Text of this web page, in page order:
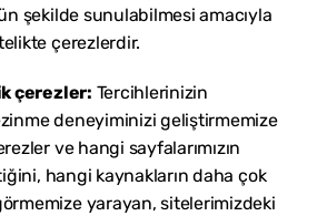
şekilde sunulabilmesi amacıyla
çerezlerdir.
çerezler: Tercihlerinizin
deneyiminizi geliştirmemize
ve hangi sayfalarımızın
hangi kaynakların daha çok
yarayan, sitelerimizdeki